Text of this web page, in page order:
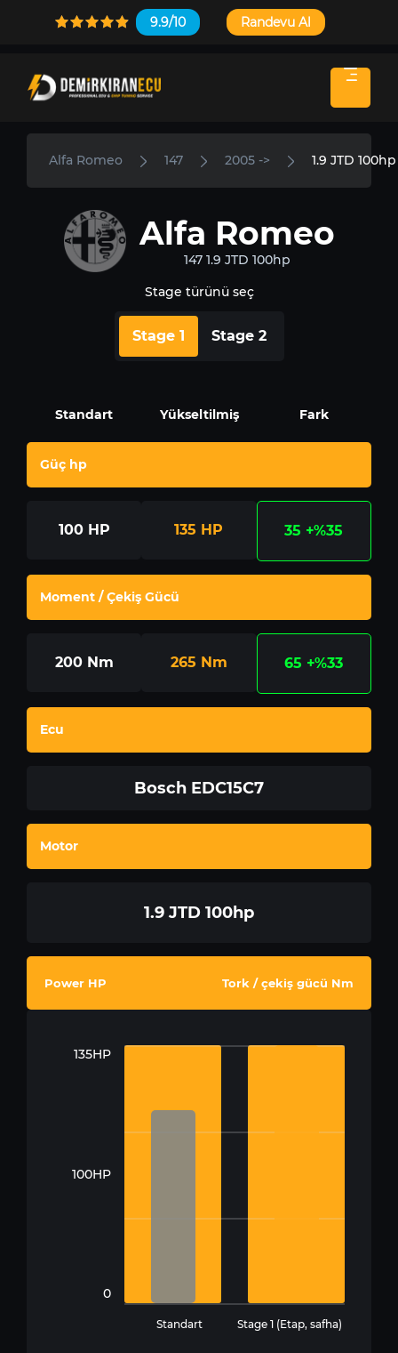
9.9/10 Randevu Al
Alfa Romeo 147 2005 -> 1.9 JTD 100hp
Alfa Romeo
147 1.9 JTD 100hp
Stage türünü seç
Stage 1 Stage 2
Standart Yükseltilmiş Fark
Güç hp
100 HP 135 HP 35 +%35
Moment / Çekiş Gücü
200 Nm 265 Nm 65 +%33
Ecu
Bosch EDC15C7
Motor
1.9 JTD 100hp
Power HP Tork / çekiş gücü Nm
135HP
100HP
0
Standart Stage 1 (Etap, safha)